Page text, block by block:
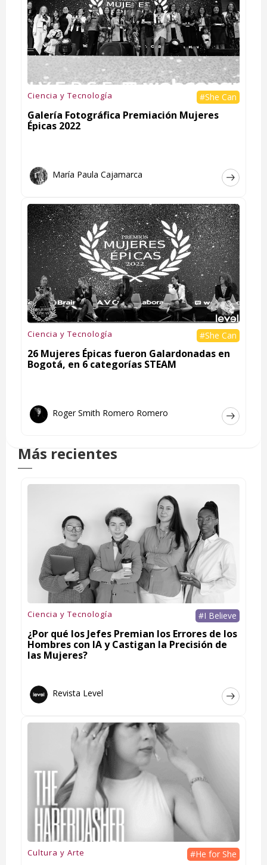
Ciencia y Tecnología #She Can
Galería Fotográfica Premiación Mujeres
Épicas 2022
María Paula Cajamarca
Ciencia y Tecnología #She Can
26 Mujeres Épicas fueron Galardonadas en
Bogotá, en 6 categorías STEAM
Roger Smith Romero Romero
Más recientes
Ciencia y Tecnología #I Believe
¿Por qué los Jefes Premian los Errores de los
Hombres con IA y Castigan la Precisión de
las Mujeres?
Revista Level
Cultura y Arte #He for She